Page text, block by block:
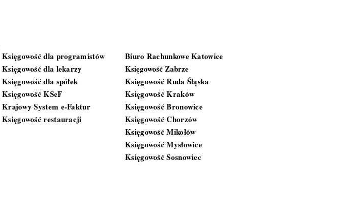
Księgowość dla programistów
Księgowość dla lekarzy
Księgowość dla spółek
Księgowość KSeF
Krajowy System e-Faktur
Księgowość restauracji
Biuro Rachunkowe Katowice
Księgowość Zabrze
Księgowość Ruda Śląska
Księgowość Kraków
Księgowość Bronowice
Księgowość Chorzów
Księgowość Mikołów
Księgowość Mysłowice
Księgowość Sosnowiec